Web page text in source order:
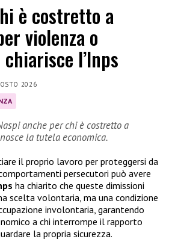
è costretto a
violenza o
l’Inps
2026
anche per chi è costretto a
la tutela economica.
il proprio lavoro per proteggersi da
comportamenti persecutori può avere
ha chiarito che queste dimissioni
scelta volontaria, ma una condizione
involontaria, garantendo
a chi interrompe il rapporto
la propria sicurezza.